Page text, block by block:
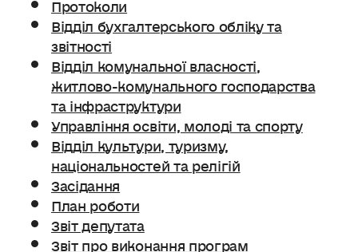
Відділ бухгалтерського обліку та
звітності
Відділ комунальної власності,
житлово-комунального господарства
та інфраструктури
Управління освіти, молоді та спорту
Відділ культури, туризму,
національностей та релігій
Засідання
План роботи
Звіт депутата
Звіт про виконання програм